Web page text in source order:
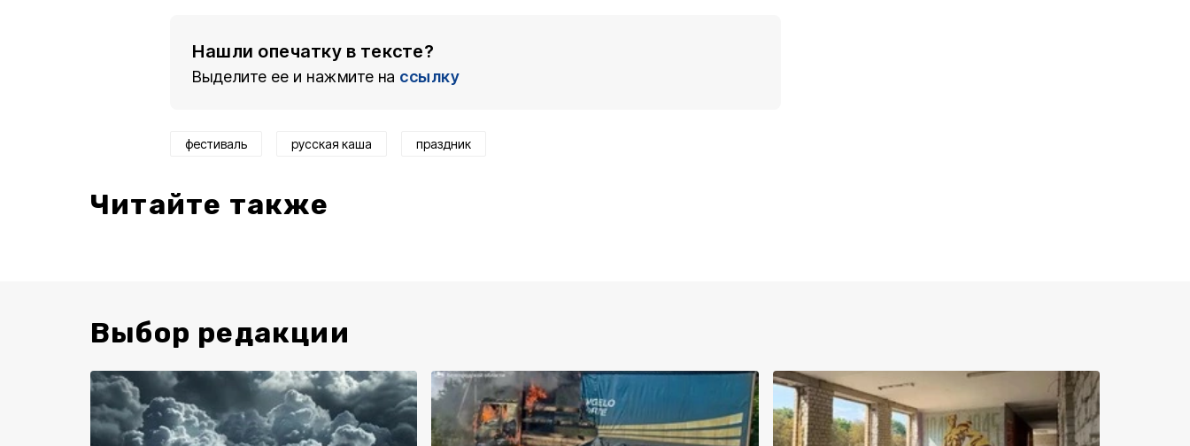
Нашли опечатку в тексте?
Выделите ее и нажмите на ссылку
фестиваль русская каша праздник
Читайте также
Выбор редакции